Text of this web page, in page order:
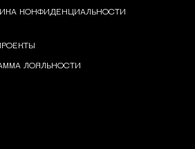
КОНФИДЕНЦИАЛЬНОСТИ
ЛОЯЛЬНОСТИ